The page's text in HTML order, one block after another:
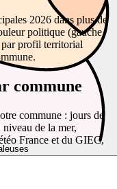
2026 dans plus de
politique (gauche,
par profil territorial
commune
commune : jours de
de la mer,
France et du GIEC,